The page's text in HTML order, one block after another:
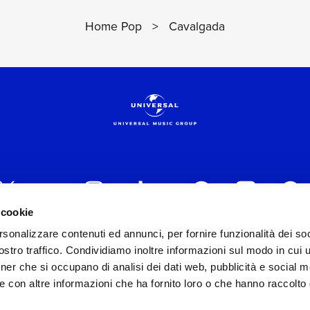
contenuti ed annunci, per fornire funzionalità dei
traffico. Condividiamo inoltre informazioni sul modo in cui
che si occupano di analisi dei dati web, pubblicità e social
con altre informazioni che ha fornito loro o che hanno raccolto
Home Pop > Cavalgada
ITALIA s.r.l. (Società con unico socio) | Via Nervesa,
Iscritta al REA di Milano con il numero 966135 in
Capitale sociale Euro 2.000.000 interamente versato.
practices in tema di corporate compliance ed al fine di